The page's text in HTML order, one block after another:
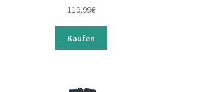
119,99€
Kaufen